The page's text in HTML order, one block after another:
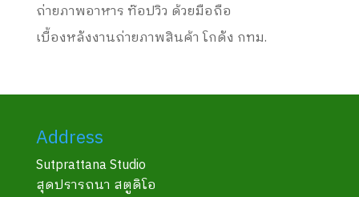
ถ่ายภาพอาหาร ท๊อปวิว ด้วยมือถือ
เบื้องหลังงานถ่ายภาพสินค้า โกดัง กทม.
Address
Sutprattana Studio
สุดปรารถนา สตูดิโอ